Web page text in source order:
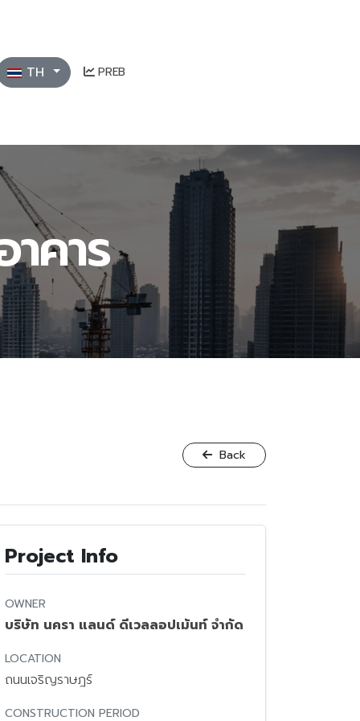
ลือกภาษาของคุณ
TH PREB
คาร
Back
Project Info
OWNER
บริษัท นครา แลนด์ ดีเวลลอปเม้นท์ จำกัด
LOCATION
ถนนเจริญราษฎร์
CONSTRUCTION PERIOD